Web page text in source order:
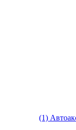
(1)